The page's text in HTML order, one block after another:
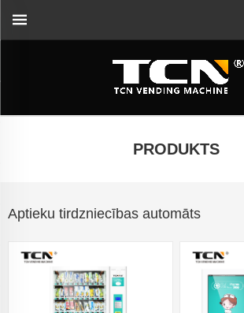
PRODUKTS
Aptieku tirdzniecības automāts
problēmu novēršanu